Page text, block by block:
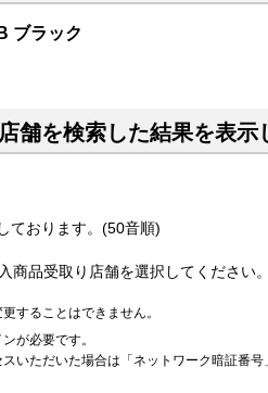
ブラック
舗を検索した結果を表示
ております。(50音順)
商品受取り店舗を選択してください。
することはできません。
が必要です。
スいただいた場合は「ネットワーク暗証番